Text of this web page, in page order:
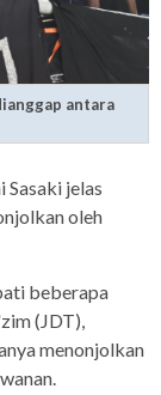
antara
Sasaki jelas
oleh
beberapa
(JDT),
menonjolkan